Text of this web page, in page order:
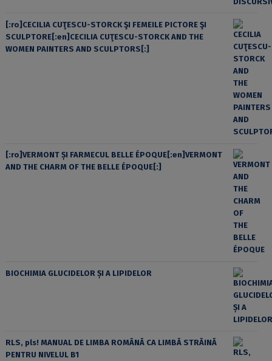
[:ro]CECILIA CUŢESCU-STORCK ŞI FEMEILE PICTORE ŞI
SCULPTORE[:en]CECILIA CUŢESCU-STORCK AND THE
WOMEN PAINTERS AND SCULPTORS[:]
[:ro]VERMONT ȘI FARMECUL BELLE ÉPOQUE[:en]VERMONT
AND THE CHARM OF THE BELLE ÉPOQUE[:]
BIOCHIMIA GLUCIDELOR ȘI A LIPIDELOR
RLS, pls! MANUAL DE LIMBA ROMÂNĂ CA LIMBĂ STRĂINĂ
PENTRU NIVELUL B1